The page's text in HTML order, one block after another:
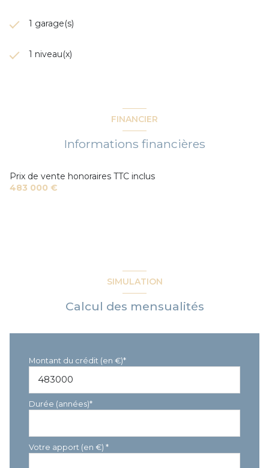
1 garage(s)
1 niveau(x)
FINANCIER
Informations financières
Prix de vente honoraires TTC inclus
483 000 €
SIMULATION
Calcul des mensualités
Montant du crédit (en €)*
Durée (années)*
Votre apport (en €) *